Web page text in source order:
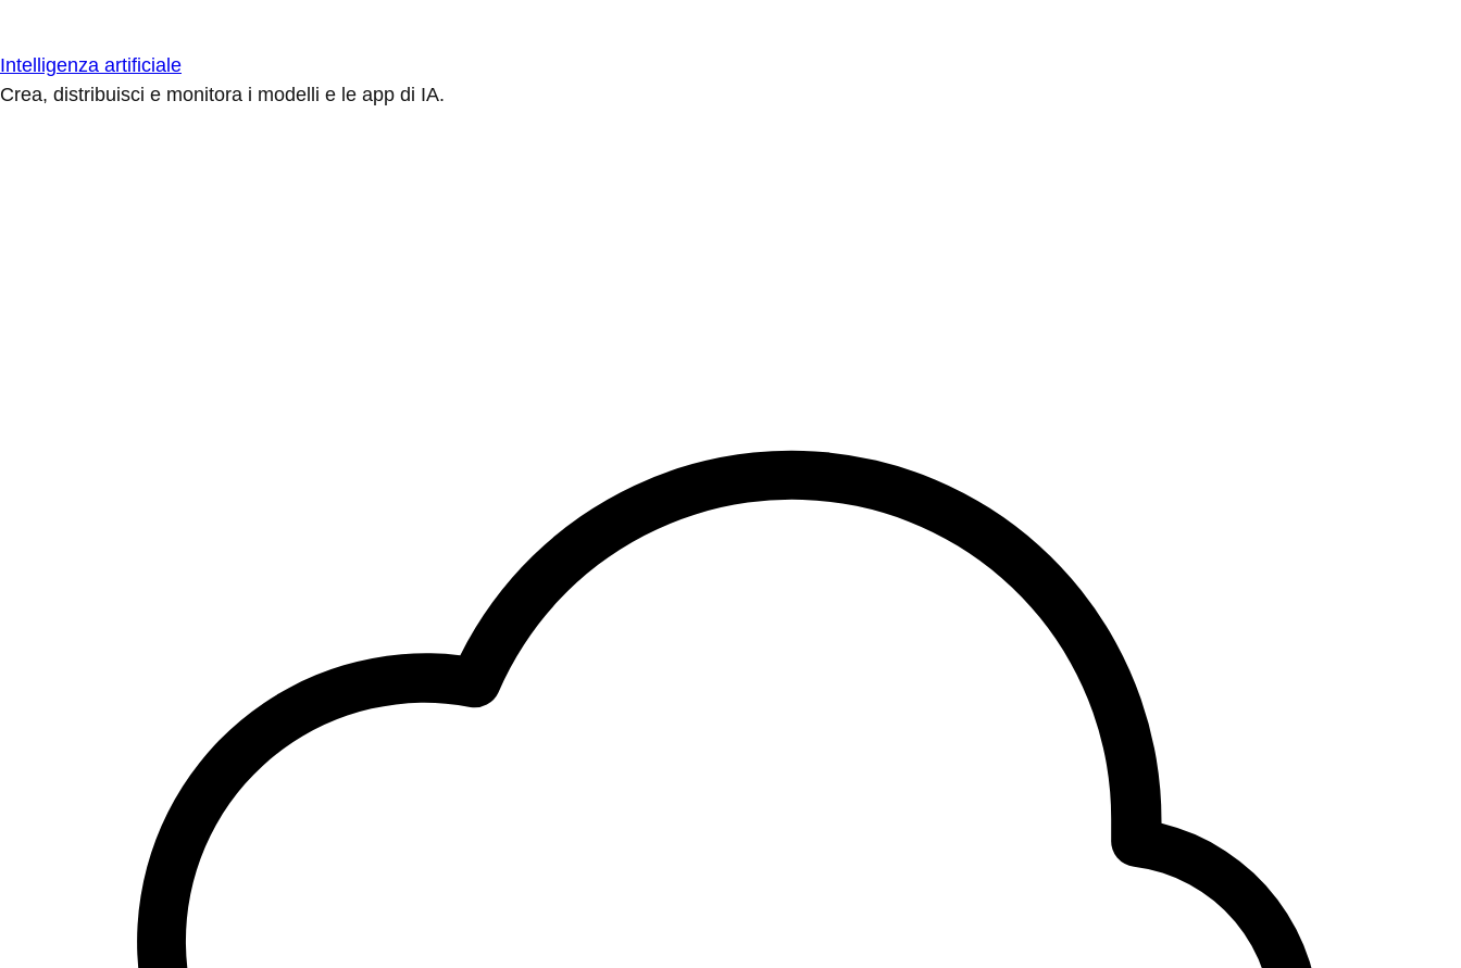
Intelligenza artificiale
Crea, distribuisci e monitora i modelli e le app di IA.